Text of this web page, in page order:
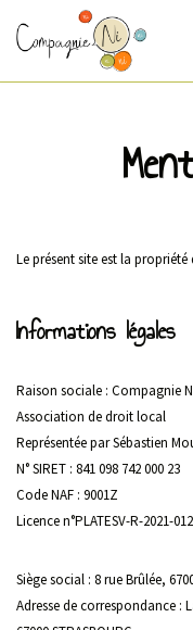
Aller
au
Le présent site est la
Informations légales
Raison sociale : Compagnie
Association de droit local
Représentée par Sébastien
N° SIRET : 841 098 742 000 23
Code NAF : 9001Z
Licence n°PLATESV-R-2021-
Siège social : 8 rue Brûlée,
Adresse de correspondance :